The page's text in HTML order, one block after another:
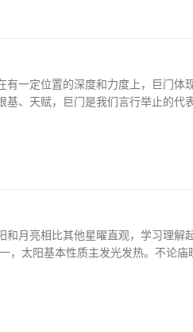
一定位置的深度和力度上，巨门体
、天赋，巨门是我们言行举止的代表
和月亮相比其他星曜直观，学习理解
，太阳基本性质主发光发热。不论庙